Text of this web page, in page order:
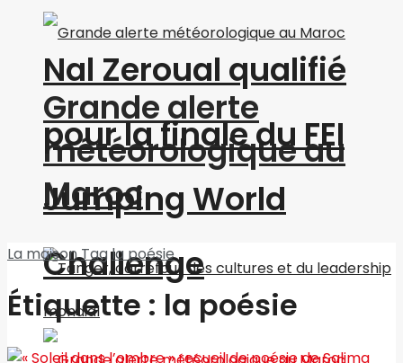
Grande alerte
météorologique au
Maroc
Nal Zeroual qualifié
pour la finale du FEI
Jumping World
Challenge
La maisonTagla poésie
Étiquette : la poésie